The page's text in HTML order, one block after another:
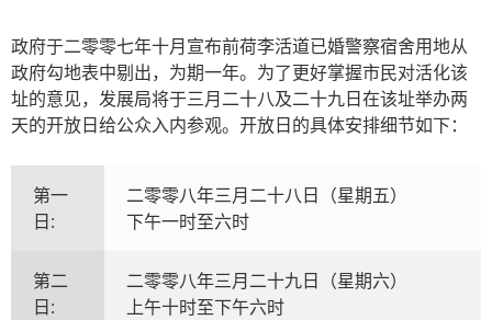
政府于二零零七年十月宣布前荷李活道已婚警察宿舍用地从
政府勾地表中剔出，为期一年。为了更好掌握市民对活化该
址的意见，发展局将于三月二十八及二十九日在该址举办两
天的开放日给公众入内参观。开放日的具体安排细节如下：
第一
日:
二零零八年三月二十八日（星期五）
下午一时至六时
第二
日:
二零零八年三月二十九日（星期六）
上午十时至下午六时